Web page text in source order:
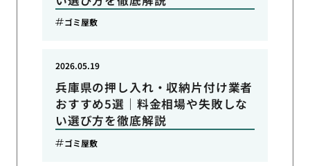
ゴミ屋敷
兵庫県の押し入れ・収納片付け業者
おすすめ5選｜料金相場や失敗しな
い選び方を徹底解説
2026.05.19
ゴミ屋敷